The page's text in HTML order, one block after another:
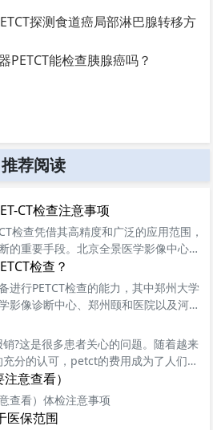
探测食道癌局部淋巴腺转移方
PETCT能检查胰腺癌吗？
推荐阅读
CT检查注意事项
检查凭借其高精度和广泛的应用范围，
的重要手段。北京全景医学影像中心作
构，配备了全套西门子国际前沿设备，
CT等，为患者提供精准的影像诊断
检查？
进行PETCT检查的能力，其中郑州大学
影像诊断中心、郑州颐和医院以及河南
都是患者可以选择的优质医疗机构。
?这是很多患者关心的问题。随着越来
分的认可，petct的费用成为了人们关
病的过程中的需求越来越高，petct检
域、医院、设备、医生等不同，而有所
意查看）
查看）体检注意事项
医保范围